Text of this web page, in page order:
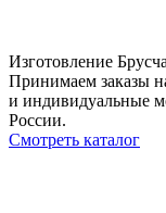
Изготовление
Принимаем заказы
и индивидуальные
России.
Смотреть каталог